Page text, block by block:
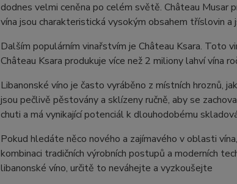
dodnes velmi ceněna po celém světě. Château Musar
vína jsou charakteristická vysokým obsahem tříslovin
Dalším populárním vinařstvím je Château Ksara. Toto
Château Ksara produkuje více než 2 miliony lahví vína
Libanonské víno je často vyráběno z místních hroznů,
jsou pečlivě pěstovány a sklízeny ručně, aby se
chuti a má vynikající potenciál k dlouhodobému
Pokud hledáte něco nového a zajímavého v oblasti
kombinaci tradičních výrobních postupů a moderních
libanonské víno, určitě to neváhejte a vyzkoušejte